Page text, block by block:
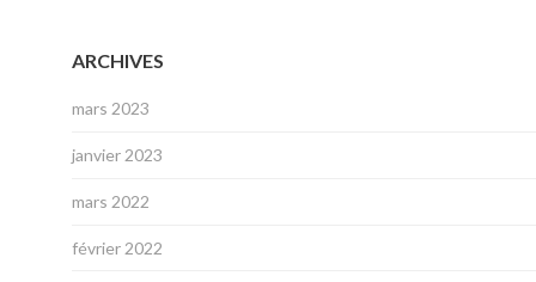
ARCHIVES
mars 2023
janvier 2023
mars 2022
février 2022